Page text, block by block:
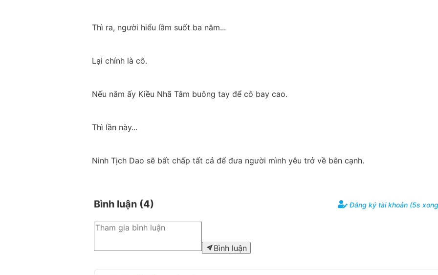
Thì ra, người hiểu lầm suốt ba năm...
Lại chính là cô.
Nếu năm ấy Kiều Nhã Tâm buông tay để cô bay cao.
Thì lần này...
Ninh Tịch Dao sẽ bất chấp tất cả để đưa người mình yêu trở về bên cạnh.
Bình luận (4) Đăng ký tài khoản (5s
Bình luận